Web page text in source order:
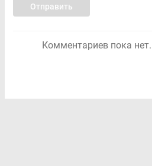
Отправить
Комментариев пока